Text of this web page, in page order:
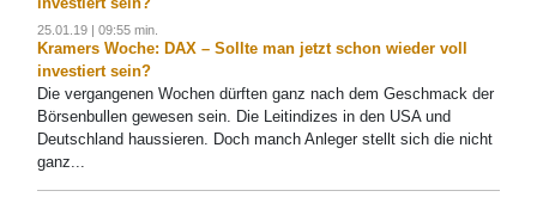
25.01.19 | 09:55 min.
Kramers Woche: DAX – Sollte man jetzt schon wieder voll
investiert sein?
Die vergangenen Wochen dürften ganz nach dem Geschmack der
Börsenbullen gewesen sein. Die Leitindizes in den USA und
Deutschland haussieren. Doch manch Anleger stellt sich die nicht
ganz...